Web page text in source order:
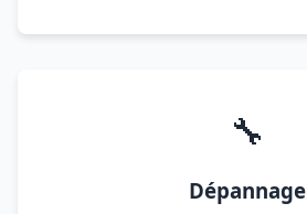
🔧
Dépannage